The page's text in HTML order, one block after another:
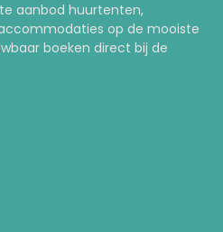
aanbod huurtenten,
op de mooiste
boeken direct bij de